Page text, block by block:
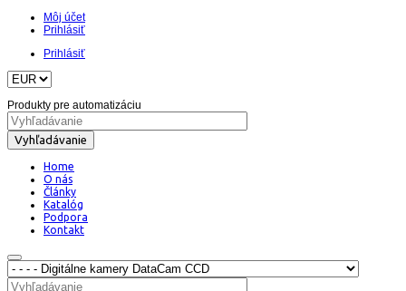
Môj účet
Prihlásiť
Prihlásiť
Produkty pre automatizáciu
Vyhľadávanie
Home
O nás
Články
Katalóg
Podpora
Kontakt